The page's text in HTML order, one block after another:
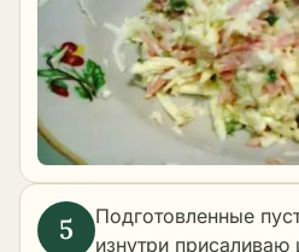
Подготовленные
изнутри